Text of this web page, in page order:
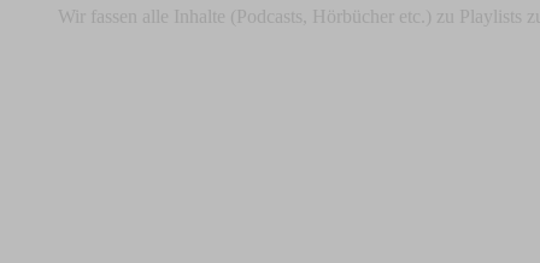
Wir fassen alle Inhalte (Podcasts, Hörbücher etc.) zu Playlists